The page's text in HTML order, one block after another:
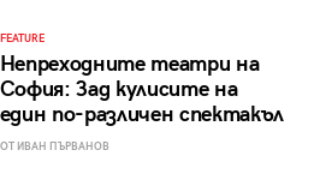
FEATURE
Непреходните театри на
София: Зад кулисите на
един по-различен спектакъл
ОТ ИВАН ПЪРВАНОВ